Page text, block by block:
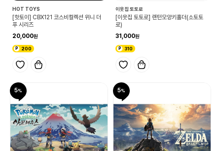
HOT TOYS
[핫토이] CBX121 코스비컬렉션 위니 더
푸 시리즈
20,000
200
이웃집 토토로
[이웃집 토토로] 랜턴모양키홀더(소토토
로)
31,000
310
5 5